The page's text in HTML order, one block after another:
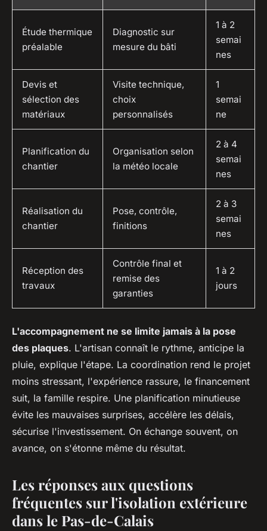
Étude thermique
préalable
Diagnostic sur
mesure du bâti
1 à 2
semai
nes
Devis et
sélection des
matériaux
Visite technique,
choix
personnalisés
1
semai
ne
Planification du
chantier
Organisation selon
la météo locale
2 à 4
semai
nes
Réalisation du
chantier
Pose, contrôle,
finitions
2 à 3
semai
nes
Réception des
travaux
Contrôle final et
remise des
garanties
1 à 2
jours
L'accompagnement ne se limite jamais à la pose
des plaques. L'artisan connaît le rythme, anticipe la
pluie, explique l'étape. La coordination rend le projet
moins stressant, l'expérience rassure, le financement
suit, la famille respire. Une planification minutieuse
évite les mauvaises surprises, accélère les délais,
sécurise l'investissement. On échange souvent, on
avance, on s'étonne même du résultat.
Les réponses aux questions
fréquentes sur l'isolation extérieure
dans le Pas-de-Calais